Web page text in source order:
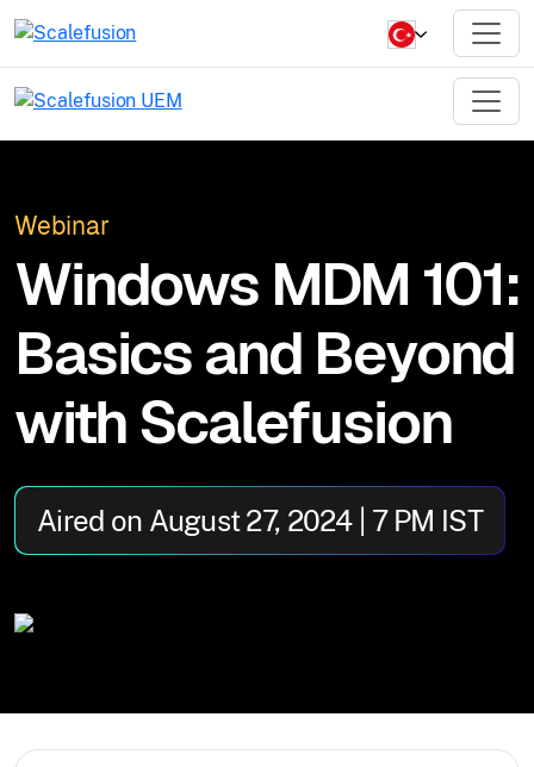
Webinar
Windows MDM 101:
Basics and Beyond
with Scalefusion
Aired on August 27, 2024 | 7 PM IST